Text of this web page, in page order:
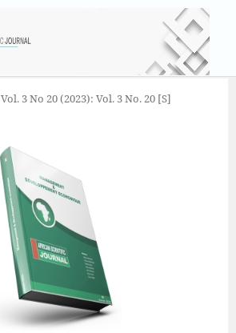
Vol. 3 No 20 (2023): Vol. 3 No. 20 [S]